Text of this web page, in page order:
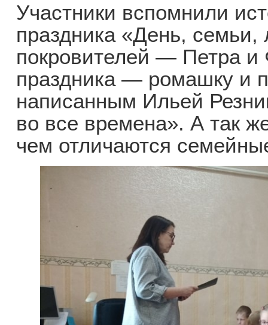
Участники вспомнили
праздника «День, семьи,
покровителей — Петра
праздника — ромашку и
написанным Ильей
во все времена». А так
чем отличаются